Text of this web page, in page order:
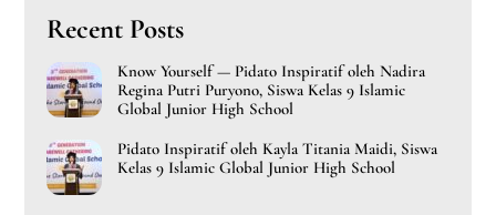
Recent Posts
Know Yourself — Pidato Inspiratif oleh Nadira
Regina Putri Puryono, Siswa Kelas 9 Islamic
Global Junior High School
Pidato Inspiratif oleh Kayla Titania Maidi, Siswa
Kelas 9 Islamic Global Junior High School